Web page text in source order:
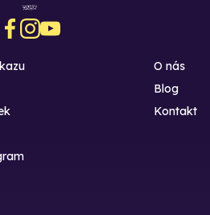
O nás
Blog
Kontakt